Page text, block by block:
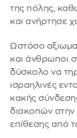
της πόλης,
και ανήρτησε
Ωστόσο
και άνθρωποι
δύσκολο να
ισραηλινές
κακής
διακοπών
επίθεσης από